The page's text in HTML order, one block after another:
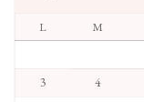
L M
3
4